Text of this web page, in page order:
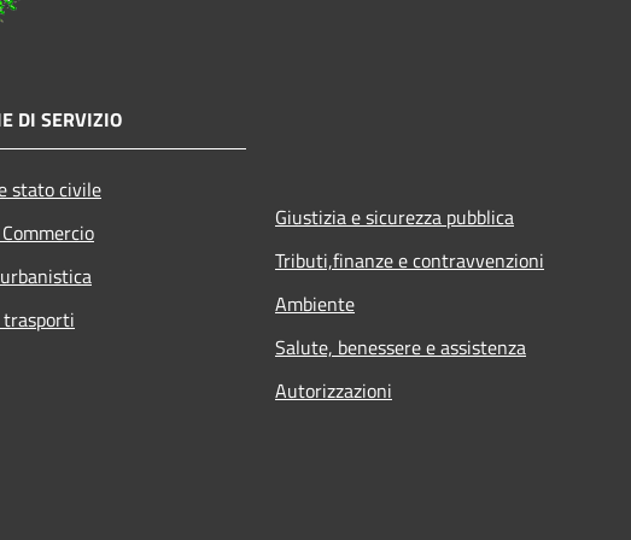
DI SERVIZIO
stato civile
Giustizia e sicurezza pubblica
Tributi,finanze e contravvenzioni
Ambiente
Salute, benessere e assistenza
Autorizzazioni